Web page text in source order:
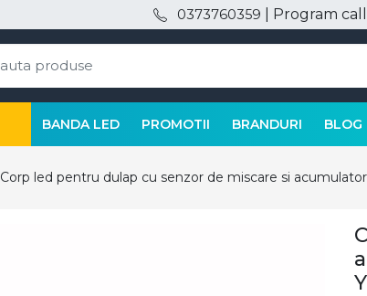
0373760359 | Program
BANDA LED PROMOTII BRANDURI BLOG
Corp led pentru dulap cu senzor de miscare si